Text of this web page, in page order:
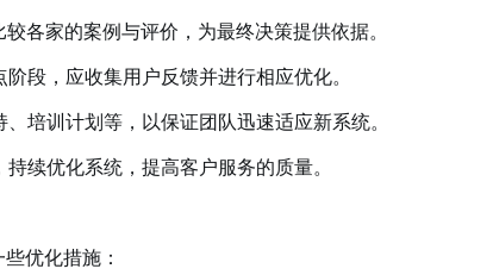
各家的案例与评价，为最终决策提供依据。
段，应收集用户反馈并进行相应优化。
培训计划等，以保证团队迅速适应新系统。
续优化系统，提高客户服务的质量。
优化措施：